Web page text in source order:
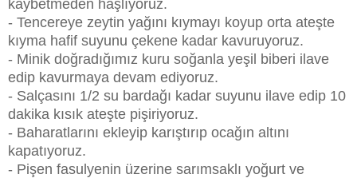
kaybetmeden haşlıyoruz.
- Tencereye zeytin yağını kıymayı koyup orta ateşte
kıyma hafif suyunu çekene kadar kavuruyoruz.
- Minik doğradığımız kuru soğanla yeşil biberi ilave
edip kavurmaya devam ediyoruz.
- Salçasını 1/2 su bardağı kadar suyunu ilave edip 10
dakika kısık ateşte pişiriyoruz.
- Baharatlarını ekleyip karıştırıp ocağın altını
kapatıyoruz.
- Pişen fasulyenin üzerine sarımsaklı yoğurt ve